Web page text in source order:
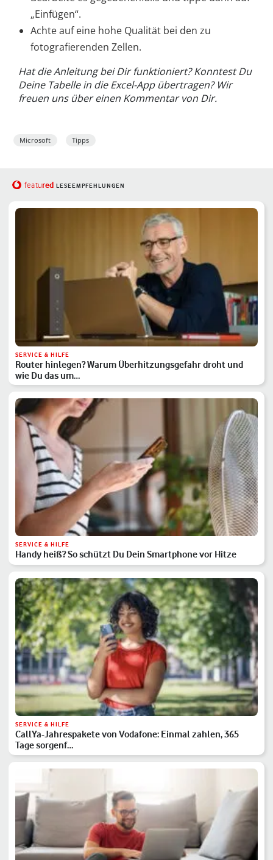
„Einfügen“.
Achte auf eine hohe Qualität bei den zu
fotografierenden Zellen.
Hat die Anleitung bei Dir funktioniert? Konntest Du
Deine Tabelle in die Excel-App übertragen? Wir
freuen uns über einen Kommentar von Dir.
Microsoft Tipps
featured LESEEMPFEHLUNGEN
SERVICE & HILFE
Router hinlegen? Warum Überhitzungsgefahr droht und
wie Du das um…
SERVICE & HILFE
Handy heiß? So schützt Du Dein Smartphone vor Hitze
SERVICE & HILFE
CallYa-Jahrespakete von Vodafone: Einmal zahlen, 365
Tage sorgenf…